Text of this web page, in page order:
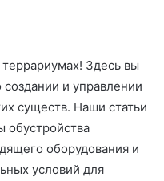
Здесь вы
и управлении
существ. Наши статьи
обустройства
оборудования и
условий для